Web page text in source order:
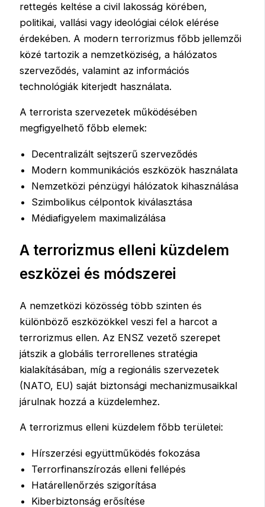
rettegés keltése a civil lakosság körében,
politikai, vallási vagy ideológiai célok elérése
érdekében. A modern terrorizmus főbb jellemzői
közé tartozik a nemzetköziség, a hálózatos
szerveződés, valamint az információs
technológiák kiterjedt használata.
A terrorista szervezetek működésében
megfigyelhető főbb elemek:
Decentralizált sejtszerű szerveződés
Modern kommunikációs eszközök használata
Nemzetközi pénzügyi hálózatok kihasználása
Szimbolikus célpontok kiválasztása
Médiafigyelem maximalizálása
A terrorizmus elleni küzdelem
eszközei és módszerei
A nemzetközi közösség több szinten és
különböző eszközökkel veszi fel a harcot a
terrorizmus ellen. Az ENSZ vezető szerepet
játszik a globális terrorellenes stratégia
kialakításában, míg a regionális szervezetek
(NATO, EU) saját biztonsági mechanizmusaikkal
járulnak hozzá a küzdelemhez.
A terrorizmus elleni küzdelem főbb területei:
Hírszerzési együttműködés fokozása
Terrorfinanszírozás elleni fellépés
Határellenőrzés szigorítása
Kiberbiztonság erősítése